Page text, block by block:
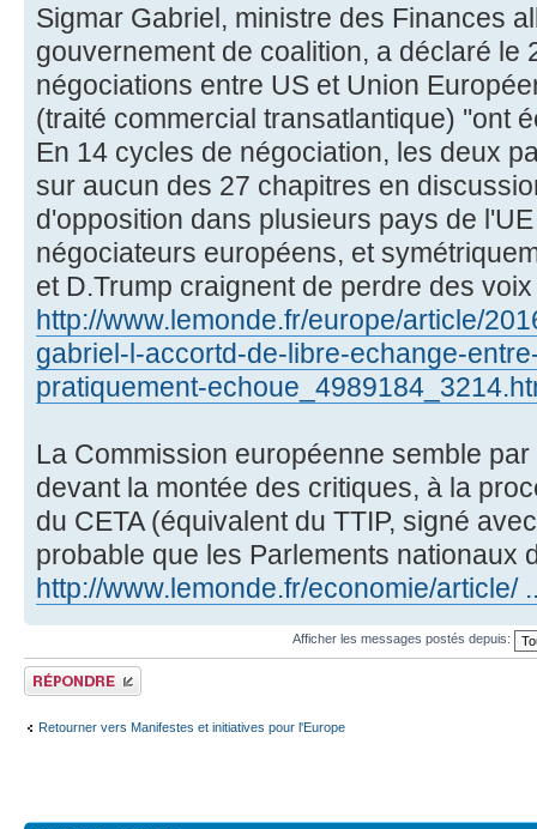
Sigmar Gabriel, ministre des Finances
gouvernement de coalition, a déclaré le
négociations entre US et Union
(traité commercial transatlantique) ''ont
En 14 cycles de négociation, les deux
sur aucun des 27 chapitres en
d'opposition dans plusieurs pays de
négociateurs européens, et
et D.Trump craignent de perdre des
http://www.lemonde.fr/europe/article/
gabriel-l-accortd-de-libre-echange-
pratiquement-
La Commission européenne semble
devant la montée des critiques, à la
du CETA (équivalent du TTIP, signé
probable que les Parlements nationaux
http://www.lemonde.fr/economie/article/
Afficher les messages postés depuis:
Répondre
Retourner vers Manifestes et initiatives pour l'Europe